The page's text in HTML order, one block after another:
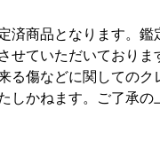
済商品となります。
せていただいておりま
る傷などに関しての
しかねます。ご了承の